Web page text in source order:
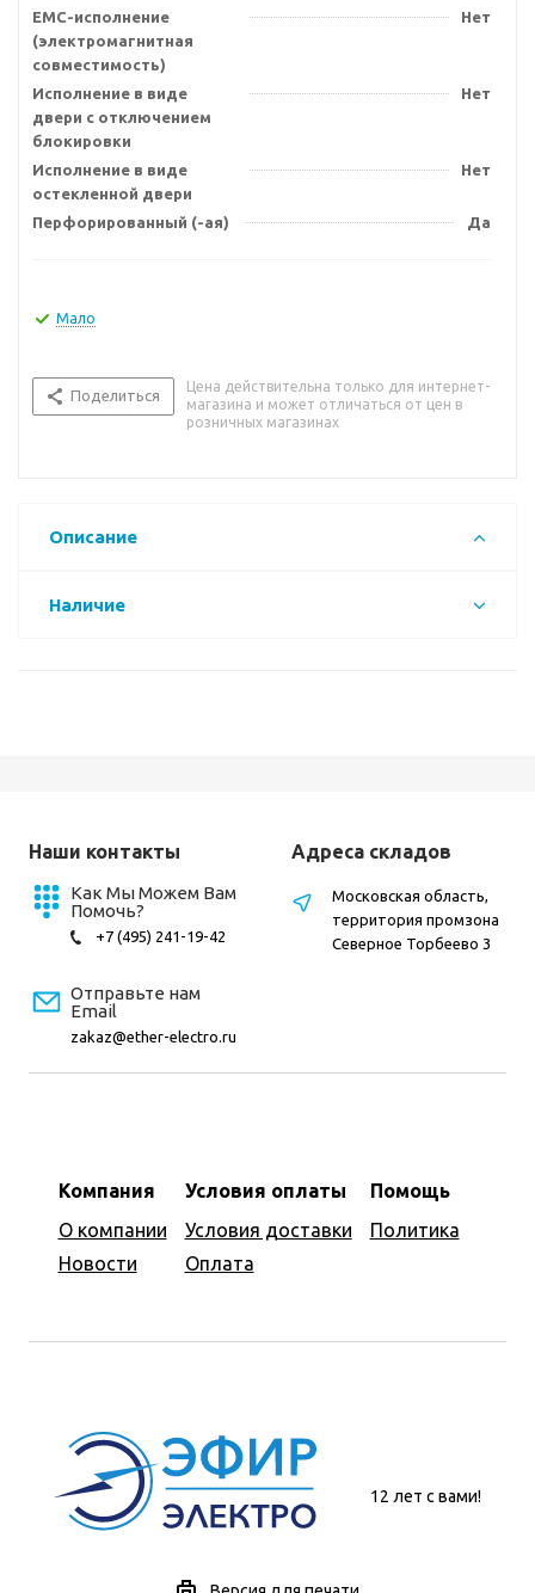
EMC-исполнение
(электромагнитная
совместимость)
Нет
Исполнение в виде
двери с отключением
блокировки
Нет
Исполнение в виде
остекленной двери
Нет
Перфорированный (-ая) Да
Мало
Поделиться
Цена действительна только для интернет-
магазина и может отличаться от цен в
розничных магазинах
Описание
Наличие
Наши контакты
Как Мы Можем Вам
Помочь?
+7 (495) 241-19-42
Отправьте нам
Email
zakaz@ether-electro.ru
Компания
О компании
Новости
Условия оплаты
Условия доставки
Оплата
Помощь
Политика
Адреса складов
Московская область,
территория промзона
Северное Торбеево 3
12 лет с вами!